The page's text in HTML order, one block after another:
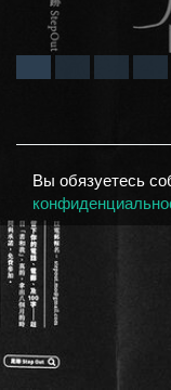
Вы обязуетесь